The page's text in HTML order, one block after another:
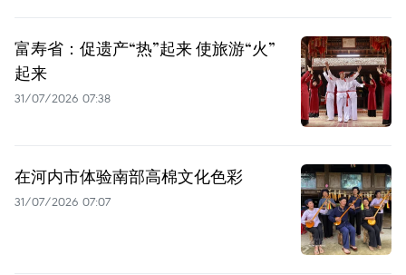
富寿省：促遗产“热”起来 使旅游“火”
起来
31/07/2026 07:38
在河内市体验南部高棉文化色彩
31/07/2026 07:07